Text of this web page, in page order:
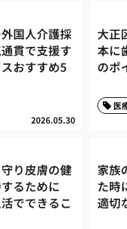
国人介護採
貫で支援す
おすすめ5
2026.05.30
大正
本に
のポ
医
り皮膚の健
るために
でできるこ
家族
た時
適切